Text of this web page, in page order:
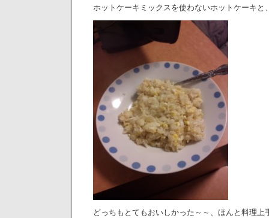
ホットケーキミックスを使わないホットケーキと
どっちもとてもおいしかった～～、ほんと料理上